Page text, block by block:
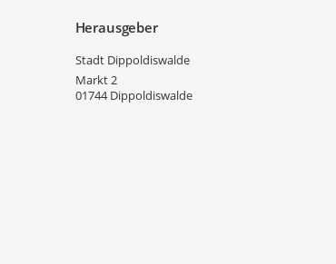
Herausgeber
Stadt Dippoldiswalde
Markt 2
01744 Dippoldiswalde